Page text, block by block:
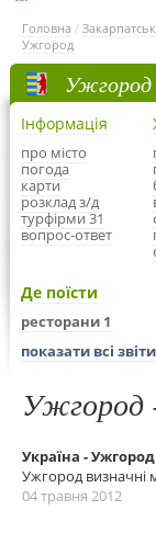
Головна /
Ужгород
Ужгород
Інформація
про місто
погода
карти
розклад з/д
турфірми 31
вопрос-ответ
Де поїсти
ресторани 1
показати всі
Ужгород
Україна -
Ужгород визначні
04 травня 2012